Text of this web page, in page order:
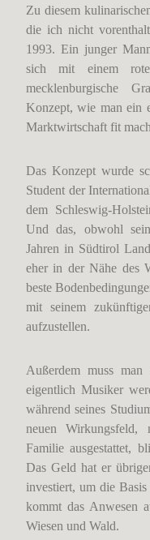
Zu diesem
die ich nicht
1993. Ein junger
sich mit einem
mecklenburgische
Konzept, wie man ein
Marktwirtschaft fit
Das Konzept wurde
Student der
dem Schleswig-
Und das, obwohl
Jahren in Südtirol
eher in der Nähe des
beste
mit seinem
aufzustellen.
Außerdem muss
eigentlich Musiker
während seines
neuen Wirkungsfeld,
Familie ausgestattet,
Das Geld hat er
investiert, um die
kommt das Anwesen
Wiesen und Wald.